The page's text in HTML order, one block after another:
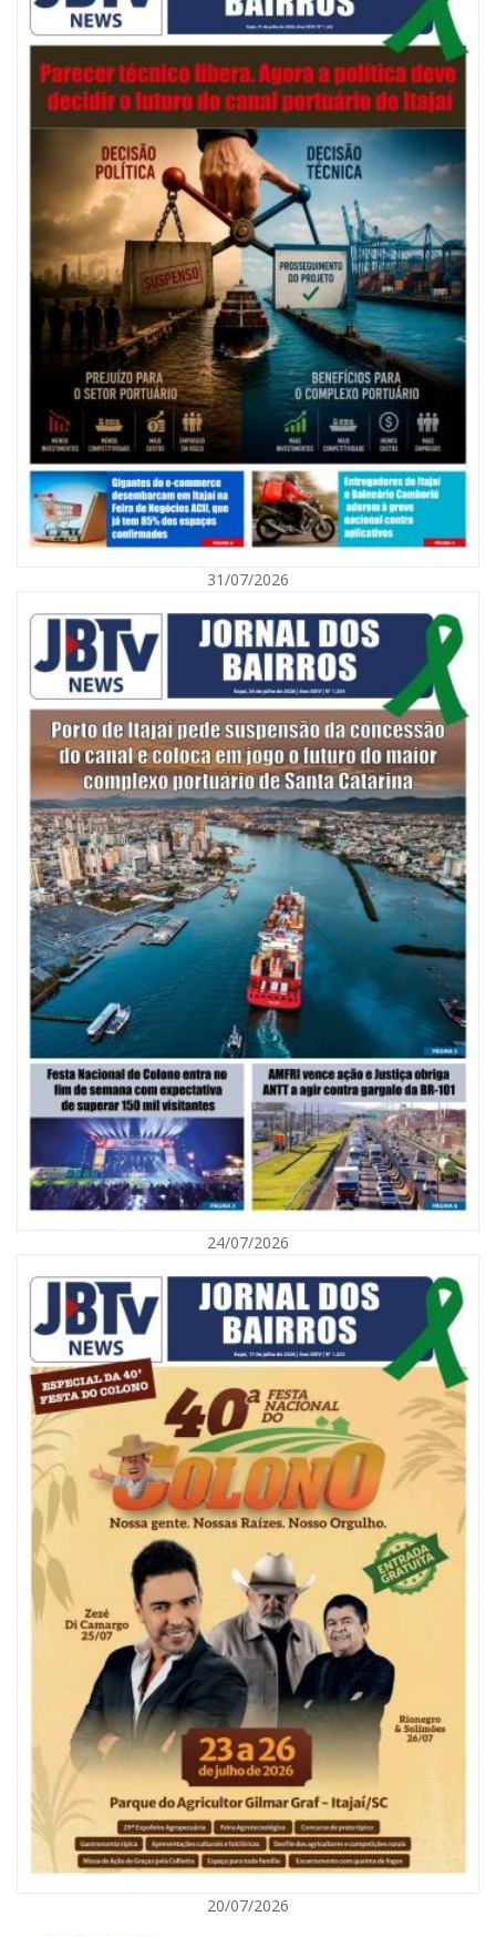
ITAJAÍ
07/08/2026 | 07:00
Nem toda violência deixa marcas: conheça os sinais de alerta da
BALNEÁRIO CAMBORIÚ
07/08/2026 | 07:00
Saúde de BC promove mutirão de DIU e Implanon na UBS Municípios
neste sábado
POLÍTICA
07/08/2026 | 18:03
COLUNA DO PRISCO PARAÍSO: Mídia domesticada, Centrão comprado e
Supremo fazendo jogo sujo
ITAJAÍ
31/07/2026
24/07/2026
20/07/2026